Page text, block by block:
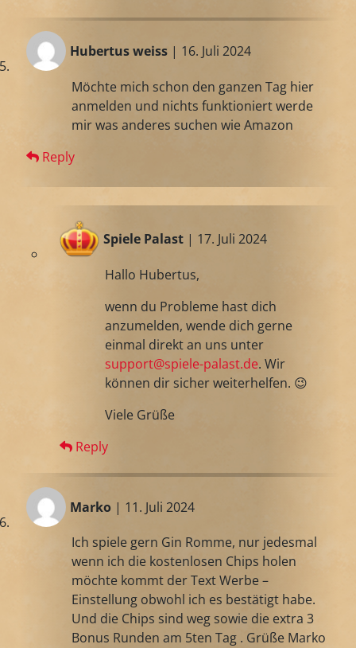
Hubertus weiss | 16. Juli 2024
Möchte mich schon den ganzen Tag hier
anmelden und nichts funktioniert werde
mir was anderes suchen wie Amazon
Reply
Spiele Palast | 17. Juli 2024
Hallo Hubertus,
wenn du Probleme hast dich
anzumelden, wende dich gerne
einmal direkt an uns unter
support@spiele-palast.de. Wir
können dir sicher weiterhelfen. 😉
Viele Grüße
Reply
Marko | 11. Juli 2024
Ich spiele gern Gin Romme, nur jedesmal
wenn ich die kostenlosen Chips holen
möchte kommt der Text Werbe –
Einstellung obwohl ich es bestätigt habe.
Und die Chips sind weg sowie die extra 3
Bonus Runden am 5ten Tag . Grüße Marko